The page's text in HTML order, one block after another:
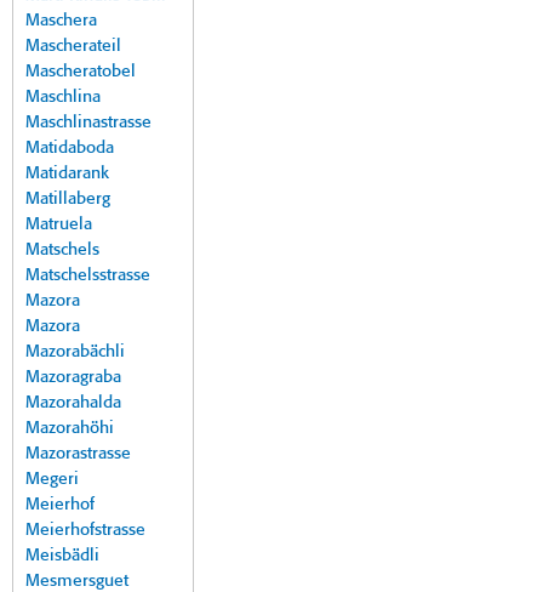
Maschera
Mascherateil
Mascheratobel
Maschlina
Maschlinastrasse
Matidaboda
Matidarank
Matillaberg
Matruela
Matschels
Matschelsstrasse
Mazora
Mazora
Mazorabächli
Mazoragraba
Mazorahalda
Mazorahöhi
Mazorastrasse
Megeri
Meierhof
Meierhofstrasse
Meisbädli
Mesmersguet